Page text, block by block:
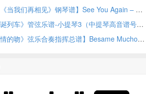
【拉里·摩尔管弦乐团《当我们再相见》钢琴谱】See You Again – Piano by Larry Moore Orchestra PDF乐谱下载
【肯尼斯·贝尔德《圣诞列车》管弦乐谱-小提琴3（中提琴高音谱号）】The Christmas Train – Violin 3 (Viola Treble Clef) by Kenneth Baird Orchestra PDF乐谱下载
【詹姆斯·卡齐克《深情的吻》弦乐合奏指挥总谱】Besame Mucho – Conductor Score (Full Score) by James Kazik String Orchestra PDF乐谱下载